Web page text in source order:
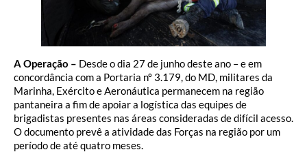
A Operação – Desde o dia 27 de junho deste ano – e em
concordância com a Portaria nº 3.179, do MD, militares da
Marinha, Exército e Aeronáutica permanecem na região
pantaneira a fim de apoiar a logística das equipes de
brigadistas presentes nas áreas consideradas de difícil acesso.
O documento prevê a atividade das Forças na região por um
período de até quatro meses.